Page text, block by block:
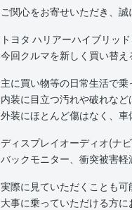
ご関心をお寄せいただき、誠
トヨタ ハリアーハイブリッド
今回クルマを新しく買い替え
主に買い物等の日常生活で
内装に目立つ汚れや破れなど
外装にほとんど傷はなく、車
ディスプレイオーディオ(ナ
バックモニター、衝突被害軽
実際に見ていただくことも可
大事に乗っていただける方に